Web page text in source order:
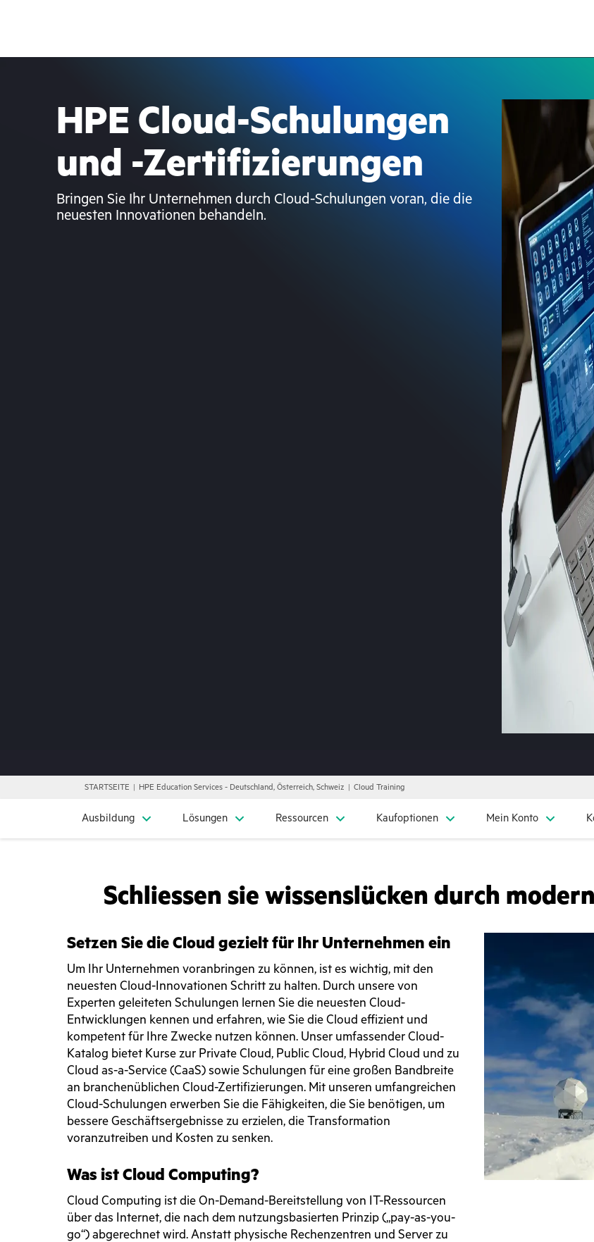
HPE Cloud-Schulungen
und -Zertifizierungen
Bringen Sie Ihr Unternehmen durch Cloud-Schulungen voran, die die
neuesten Innovationen behandeln.
STARTSEITE HPE Education Services - Deutschland, Österreich, Schweiz Cloud Training
Ausbildung Lösungen Ressourcen Kaufoptionen Mein Konto
Schliessen sie wissenslücken durch
Setzen Sie die Cloud gezielt für Ihr Unternehmen ein
Um Ihr Unternehmen voranbringen zu können, ist es wichtig, mit den
neuesten Cloud-Innovationen Schritt zu halten. Durch unsere von
Experten geleiteten Schulungen lernen Sie die neuesten Cloud-
Entwicklungen kennen und erfahren, wie Sie die Cloud effizient und
kompetent für Ihre Zwecke nutzen können. Unser umfassender Cloud-
Katalog bietet Kurse zur Private Cloud, Public Cloud, Hybrid Cloud und zu
Cloud as-a-Service (CaaS) sowie Schulungen für eine großen Bandbreite
an branchenüblichen Cloud-Zertifizierungen. Mit unseren umfangreichen
Cloud-Schulungen erwerben Sie die Fähigkeiten, die Sie benötigen, um
bessere Geschäftsergebnisse zu erzielen, die Transformation
voranzutreiben und Kosten zu senken.
Was ist Cloud Computing?
Cloud Computing ist die On-Demand-Bereitstellung von IT-Ressourcen
über das Internet, die nach dem nutzungsbasierten Prinzip („pay-as-you-
go“) abgerechnet wird. Anstatt physische Rechenzentren und Server zu